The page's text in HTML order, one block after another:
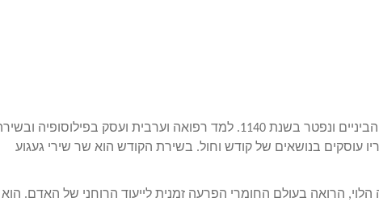
נולד בטולדו שבספרד. היה משורר בתקופת ימי הביניים ונפטר בשנת 1140. למד רפואה וערבית ועסק בפילוסופיה
עוסקים בנושאים של קודש וחול. בשירת הקודש הוא שר שירי געגוע
הרואה בעולם החומרי הפרעה זמנית לייעוד הרוחני של האדם. הוא